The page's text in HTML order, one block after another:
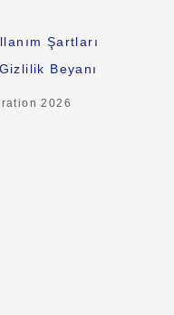
Şartları
Gizlilik Beyanı
2026